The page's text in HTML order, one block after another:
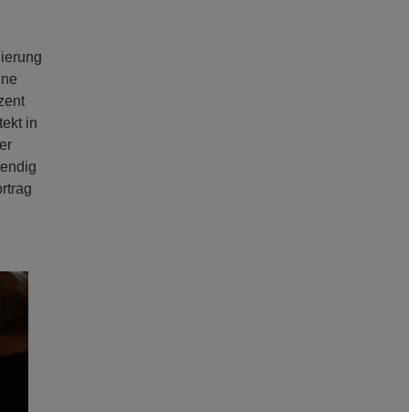
in
Next